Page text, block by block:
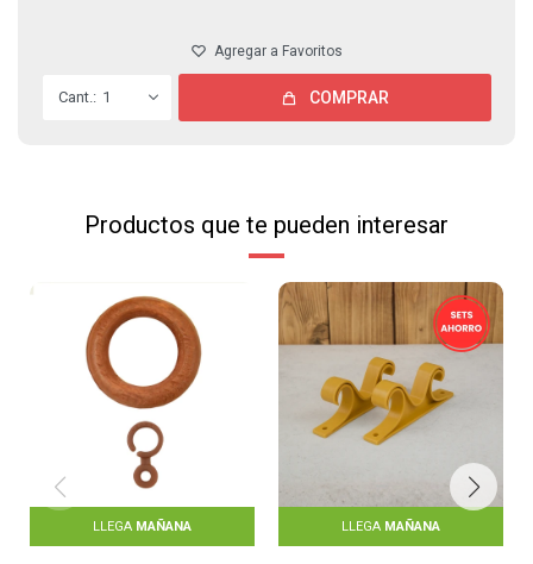
1 COMPRAR
Productos que te pueden interesar
LLEGA MAÑANA LLEGA MAÑANA